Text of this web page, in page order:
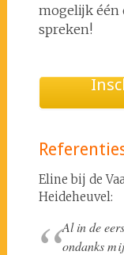
mogelijk één
spreken!
Eline bij de
Heideheuvel:
Al in de
ondanks